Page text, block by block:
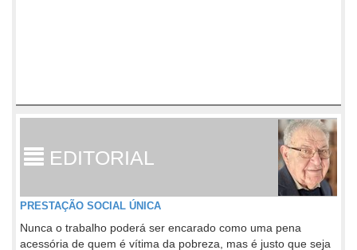
EDITORIAL
PRESTAÇÃO SOCIAL ÚNICA
Nunca o trabalho poderá ser encarado como uma pena
acessória de quem é vítima da pobreza, mas é justo que seja